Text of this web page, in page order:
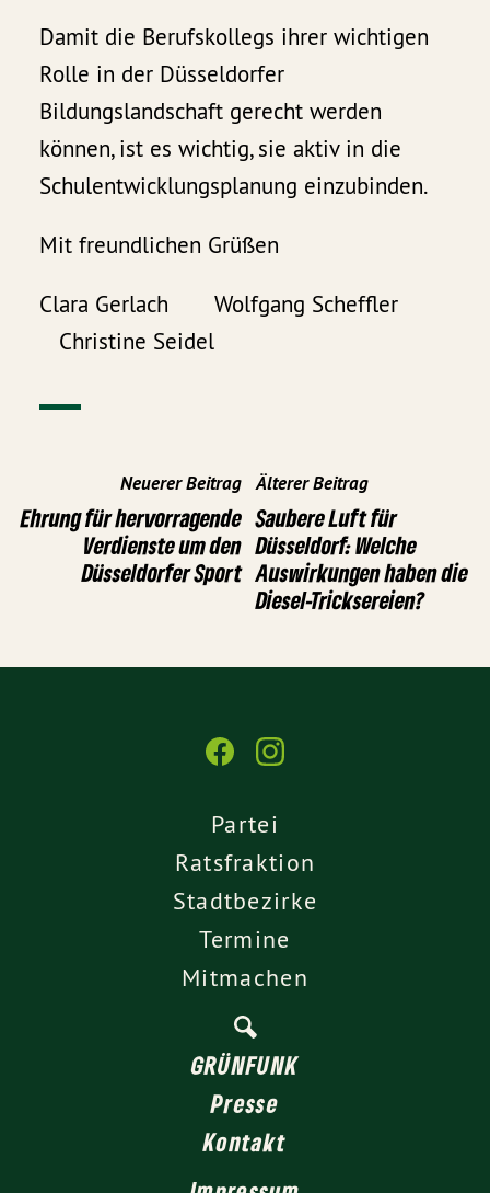
Damit die Berufskollegs ihrer wichtigen
Rolle in der Düsseldorfer
Bildungslandschaft gerecht werden
können, ist es wichtig, sie aktiv in die
Schulentwicklungsplanung einzubinden.
Mit freundlichen Grüßen
Clara Gerlach Wolfgang Scheffler
Christine Seidel
Neuerer Beitrag
Ehrung für hervorragende
Verdienste um den
Düsseldorfer Sport
Älterer Beitrag
Saubere Luft für
Düsseldorf: Welche
Auswirkungen haben die
Diesel-Tricksereien?
Partei
Ratsfraktion
Stadtbezirke
Termine
Mitmachen
GRÜNFUNK
Presse
Kontakt